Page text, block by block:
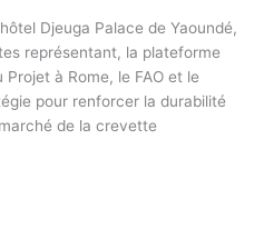
Djeuga Palace de Yaoundé,
représentant, la plateforme
à Rome, le FAO et le
pour renforcer la durabilité
de la crevette